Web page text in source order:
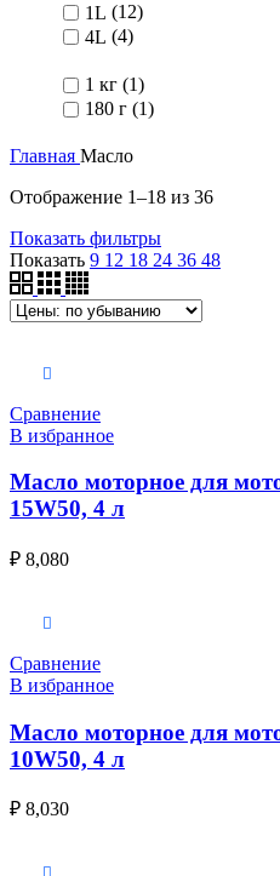
1L (12)
4L (4)
1 кг (1)
180 г (1)
Главная Масло
Отображение 1–18 из 36
Показать фильтры
Показать 9 12 18 24 36 48
Сравнение
В избранное
Масло моторное для
15W50, 4 л
₽ 8,080
Сравнение
В избранное
Масло моторное для
10W50, 4 л
₽ 8,030